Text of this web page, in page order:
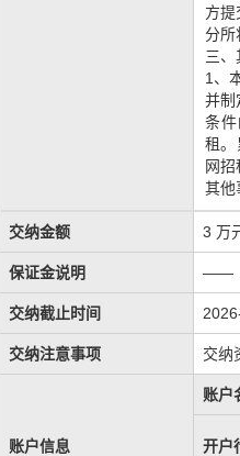
方
分所
三、
1、
并制
条
租。
网招
其他
交纳金额 3 万
保证金说明 ——
交纳截止时间
交纳注意事项 交纳
账户信息
账户
开户